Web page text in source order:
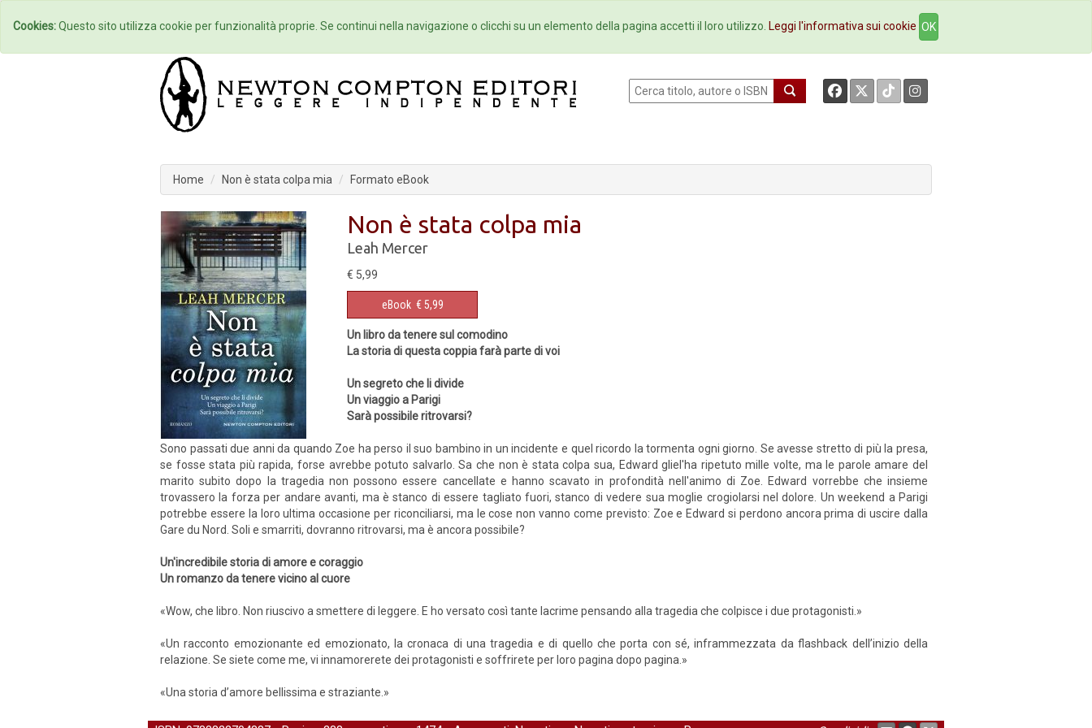
Home Autori Eventi Collane Newsletter Ebookstore Contatti
Home Non è stata colpa mia Formato eBook
Non è stata colpa mia
Leah Mercer
€ 5,99
eBook € 5,99
Un libro da tenere sul comodino
La storia di questa coppia farà parte di voi
Un segreto che li divide
Un viaggio a Parigi
Sarà possibile ritrovarsi?
Sono passati due anni da quando Zoe ha perso il suo bambino in un incidente e quel ricordo la tormenta ogni giorno. Se avesse stretto di più la presa,
se fosse stata più rapida, forse avrebbe potuto salvarlo. Sa che non è stata colpa sua, Edward gliel'ha ripetuto mille volte, ma le parole amare del
marito subito dopo la tragedia non possono essere cancellate e hanno scavato in profondità nell'animo di Zoe. Edward vorrebbe che insieme
trovassero la forza per andare avanti, ma è stanco di essere tagliato fuori, stanco di vedere sua moglie crogiolarsi nel dolore. Un weekend a Parigi
potrebbe essere la loro ultima occasione per riconciliarsi, ma le cose non vanno come previsto: Zoe e Edward si perdono ancora prima di uscire dalla
Gare du Nord. Soli e smarriti, dovranno ritrovarsi, ma è ancora possibile?
Un'incredibile storia di amore e coraggio
Un romanzo da tenere vicino al cuore
«Wow, che libro. Non riuscivo a smettere di leggere. E ho versato così tante lacrime pensando alla tragedia che colpisce i due protagonisti.»
«Un racconto emozionante ed emozionato, la cronaca di una tragedia e di quello che porta con sé, inframmezzata da flashback dell’inizio della
relazione. Se siete come me, vi innamorerete dei protagonisti e soffrirete per loro pagina dopo pagina.»
«Una storia d’amore bellissima e straziante.»
Cookies:Questo sito utilizza cookie per funzionalità proprie. Se continui nella navigazione o clicchi su un elemento della pagina accetti il loro utilizzo. Leggi l'informativa sui cookie OK